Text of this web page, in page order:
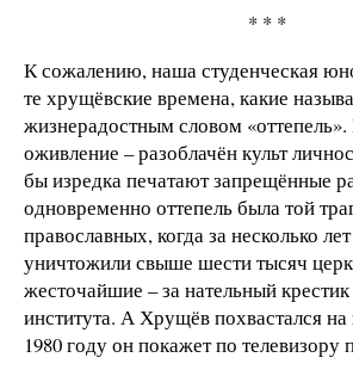
* * *
К сожалению, наша студенческая
те хрущёвские времена, какие
жизнерадостным словом
оживление – разоблачён культ
бы изредка печатают запрещённые
одновременно оттепель была той
православных, когда за несколько
уничтожили свыше шести тысяч
жесточайшие – за нательный
института. А Хрущёв похвастался на
1980 году он покажет по телевизору